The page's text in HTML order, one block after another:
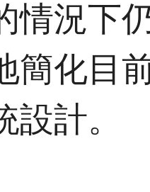
情況下
簡化目
設計。